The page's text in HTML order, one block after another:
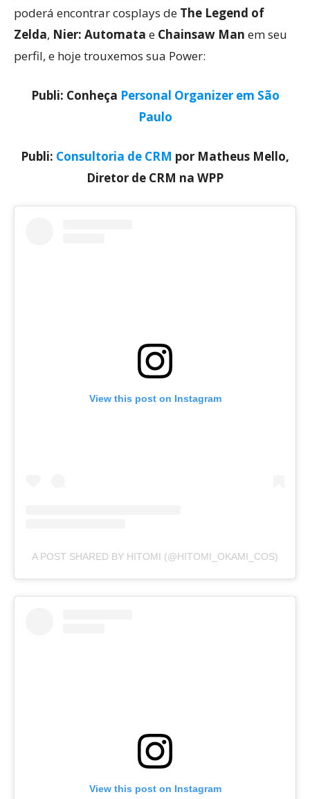
poderá encontrar cosplays de The Legend of
Zelda, Nier: Automata e Chainsaw Man em seu
perfil, e hoje trouxemos sua Power:
Publi: Conheça Personal Organizer em São
Paulo
Publi: Consultoria de CRM por Matheus Mello,
Diretor de CRM na WPP
View this post on Instagram
A POST SHARED BY HITOMI (@HITOMI_OKAMI_COS)
View this post on Instagram